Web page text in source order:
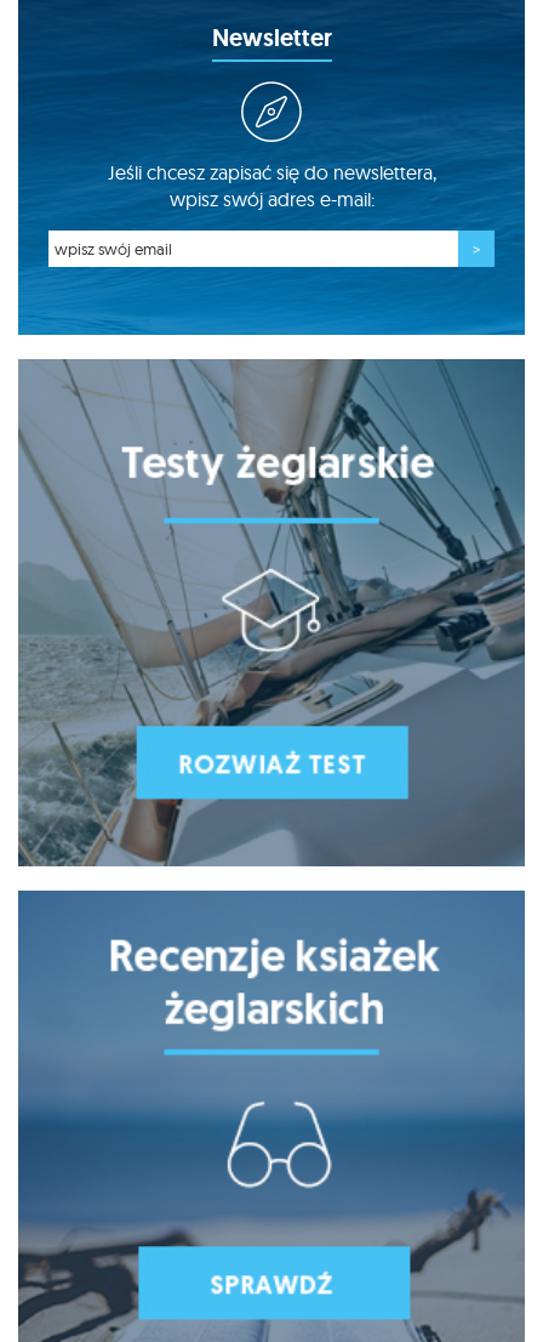
Newsletter
Jeśli chcesz zapisać się do newslettera,
wpisz swój adres e-mail: